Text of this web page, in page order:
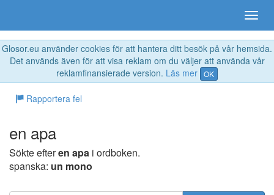
Glosor.eu använder cookies för att hantera ditt besök på vår hemsida.
Det används även för att visa reklam om du väljer att använda vår
reklamfinansierade version. Läs mer OK
Rapportera fel
en apa
Sökte efteren apa i ordboken.
spanska: un mono